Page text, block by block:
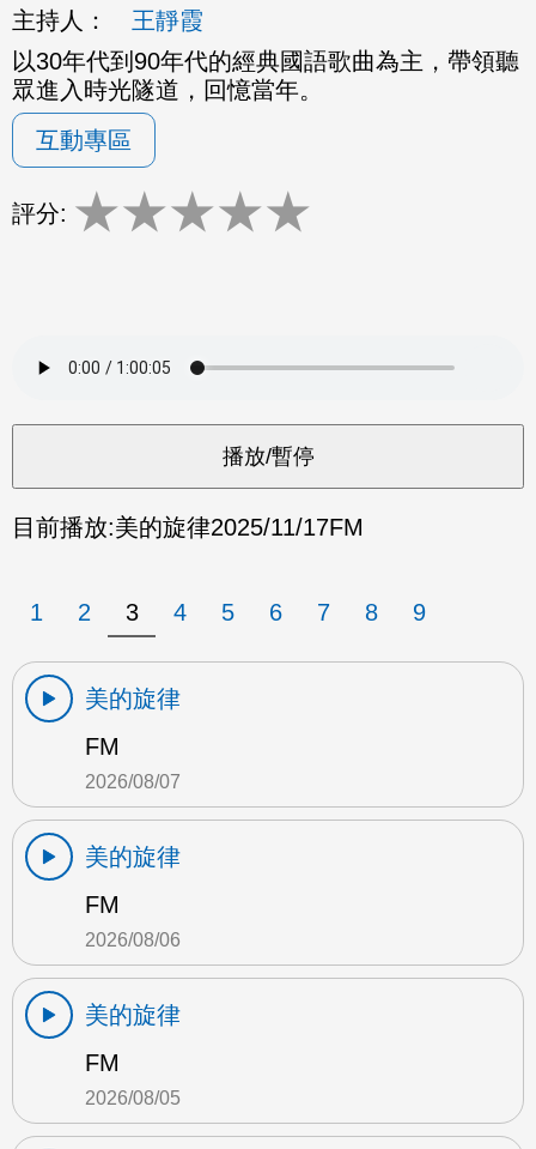
主持人：
王靜霞
以30年代到90年代的經典國語歌曲為主，帶領聽
眾進入時光隧道，回憶當年。
互動專區
評分: ★★★★★
目前播放:美的旋律2025/11/17FM
1 2 3 4 5 6 7 8 9
美的旋律
FM
2026/08/07
美的旋律
FM
2026/08/06
美的旋律
FM
2026/08/05